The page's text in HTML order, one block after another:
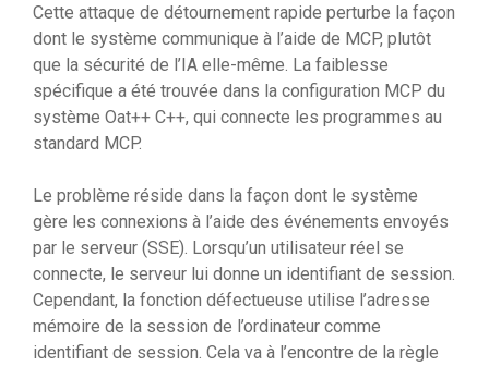
Cette attaque de détournement rapide perturbe la façon
dont le système communique à l’aide de MCP, plutôt
que la sécurité de l’IA elle-même. La faiblesse
spécifique a été trouvée dans la configuration MCP du
système Oat++ C++, qui connecte les programmes au
standard MCP.
Le problème réside dans la façon dont le système
gère les connexions à l’aide des événements envoyés
par le serveur (SSE). Lorsqu’un utilisateur réel se
connecte, le serveur lui donne un identifiant de session.
Cependant, la fonction défectueuse utilise l’adresse
mémoire de la session de l’ordinateur comme
identifiant de session. Cela va à l’encontre de la règle